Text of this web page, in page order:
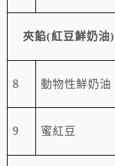
夾餡(紅豆鮮奶油)
8 動物性鮮奶油
9 蜜紅豆